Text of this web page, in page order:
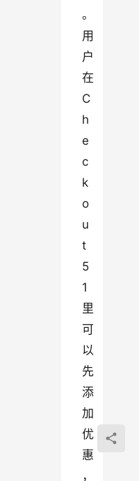
。
用
户
在
C
h
e
c
k
o
u
t
5
1
里
可
以
先
添
加
优
惠
，